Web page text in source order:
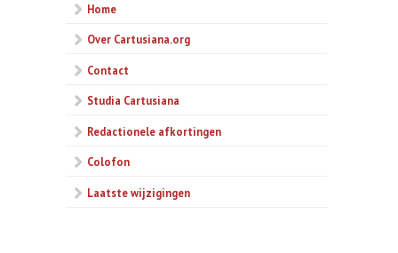
Home
Over Cartusiana.org
Contact
Studia Cartusiana
Redactionele afkortingen
Colofon
Laatste wijzigingen